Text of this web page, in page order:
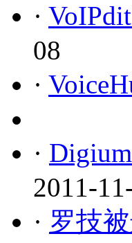
·
08
·
·
2011-
· 罗技